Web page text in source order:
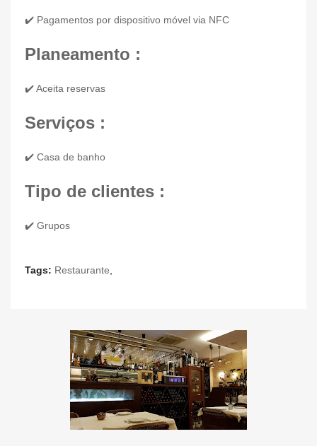
✔️ Pagamentos por dispositivo móvel via NFC
Planeamento :
✔️ Aceita reservas
Serviços :
✔️ Casa de banho
Tipo de clientes :
✔️ Grupos
Tags: Restaurante